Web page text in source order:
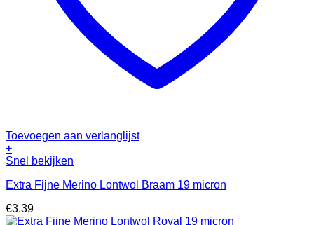
Toevoegen aan verlanglijst
+
Snel bekijken
Extra Fijne Merino Lontwol Braam 19 micron
€3.39